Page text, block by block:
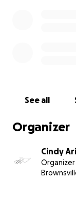
See all
Organizer
Cindy
Organizer